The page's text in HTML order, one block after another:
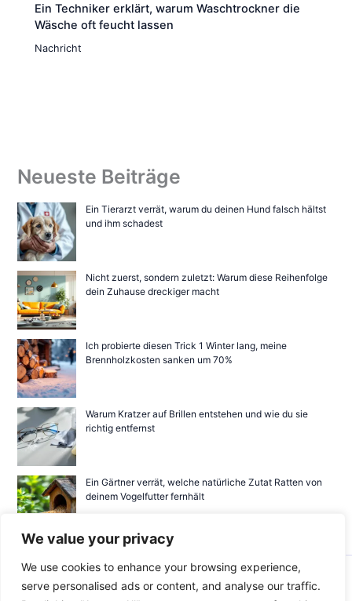
We value your privacy
We use cookies to enhance your browsing experience,
serve personalised ads or content, and analyse our traffic.
Ein Techniker erklärt, warum Waschtrockner die
Wäsche oft feucht lassen
Nachricht
Neueste Beiträge
Ein Tierarzt verrät, warum du deinen Hund falsch hältst
und ihm schadest
Nicht zuerst, sondern zuletzt: Warum diese Reihenfolge
dein Zuhause dreckiger macht
Ich probierte diesen Trick 1 Winter lang, meine
Brennholzkosten sanken um 70%
Warum Kratzer auf Brillen entstehen und wie du sie
richtig entfernst
Ein Gärtner verrät, welche natürliche Zutat Ratten von
deinem Vogelfutter fernhält
Copyright © 2026 baedli-langnau